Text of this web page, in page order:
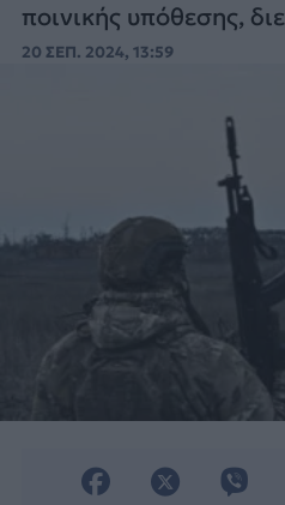
ποινικής υπόθεσης,
Ανακριτική Επιτροπή
20 ΣΕΠ. 2024, 13:59